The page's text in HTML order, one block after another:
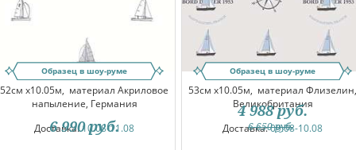
Образец в шоу-руме
52см x10.05м, материал Акриловое
напыление, Германия
Доставка:10.08-11.08
6 990 руб.
Образец в шоу-руме
53см x10.05м, материал Флизелин,
Великобритания
Доставка:09.08-10.08
6 650руб.
4 988 руб.